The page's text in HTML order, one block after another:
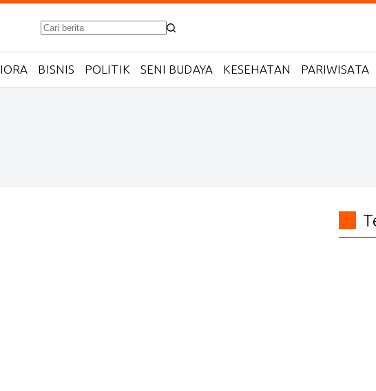
No
BISNIS POLITIK SENI BUDAYA KESEHATAN PARIWISATA